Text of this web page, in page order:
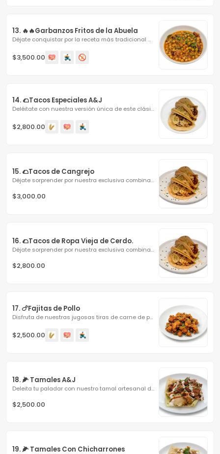
13. 🔥🔥Garbanzos Fritos de la Abuela
Déjate conquistar por la receta más tradicional de...
$3,500.00
14. 🌮Tacos Especiales A&J
Deléitate con nuestra versión única de este clásico,...
$2,800.00
15. 🌮Tacos de Cangrejo
Déjate sorprender por nuestra exclusiva combinación del...
$3,000.00
16. 🌮Tacos de Ropa Vieja de Cerdo.
Déjate sorprender por nuestra exclusiva combinación del...
$2,800.00
17. 🍗Fajitas de Pollo
Disfruta de nuestras jugosas tiras de carne de pollo...
$2,500.00
18. 🌽 Tamales A&J
Deleita tu paladar con nuestro tamal artesanal de maíz...
$2,500.00
19. 🌽 Tamales Con Chicharrones